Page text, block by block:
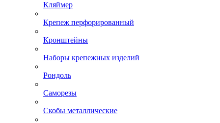
Кляймер
Крепеж перфорированный
Кронштейны
Наборы крепежных изделий
Рондоль
Саморезы
Скобы металлические